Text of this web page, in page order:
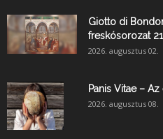
Giotto di
freskósorozat
2026. augusztus 02.
Panis Vitae –
2026. augusztus 08.